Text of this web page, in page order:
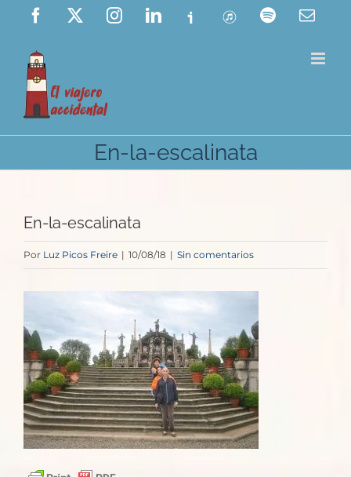
Saltar
contenido
Facebook InstagramLinkedIn
Ivoox ITunes Spotify
En-la-escalinata
En-la-escalinata
Por Luz Picos Freire | 10/08/18 | Sin comentarios